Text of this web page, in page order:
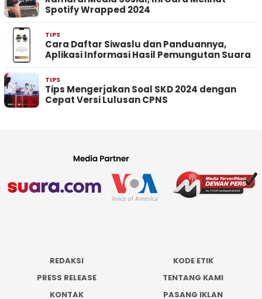
Spotify Wrapped 2024
TIPS
Cara Daftar Siwaslu dan Panduannya,
Aplikasi Informasi Hasil Pemungutan Suara
TIPS
Tips Mengerjakan Soal SKD 2024 dengan
Cepat Versi Lulusan CPNS
REDAKSI
KODE ETIK
PRESS RELEASE
TENTANG KAMI
KONTAK
PASANG IKLAN